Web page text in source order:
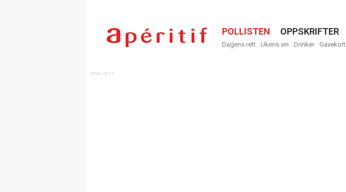
Menu
POLLISTEN OPPSKRIFTER
Dagens rett Ukens vin Drinker Gavekort